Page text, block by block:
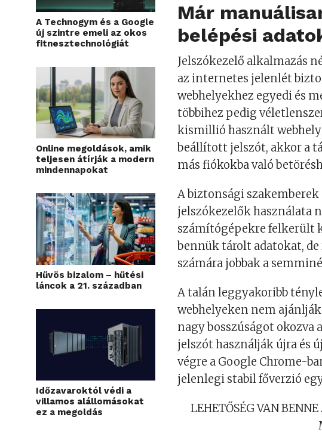
A Technogym és a Google
új szintre emeli az okos
fitnesztechnológiát
Online megoldások, amik
teljesen átírják a modern
mindennapokat
Hűvös bizalom – hűtési
láncok a 21. században
Időzavaroktól védi a
villamos alállomásokat
ez a megoldás
Már
belépési
Jelszókezelő alkalmazás
az internetes jelenlét
webhelyekhez egyedi és
többihez pedig
kismillió használt
beállított jelszót, akkor a
más fiókokba való
A biztonsági
jelszókezelők használata
számítógépekre felkerült
bennük tárolt adatokat,
számára jobbak a
A talán leggyakoribb
webhelyeken nem ajánlják
nagy bosszúságot
jelszót használják újra és
végre a Google Chrome-
jelenlegi stabil főverzió
LEHETŐSÉG VAN